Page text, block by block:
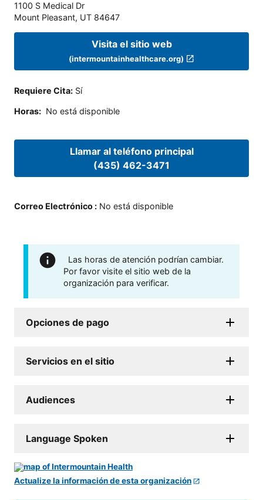
1100 S Medical Dr
Mount Pleasant, UT 84647
Visita el sitio web
(intermountainhealthcare.org)
Requiere Cita: Sí
Horas: No está disponible
Llamar al teléfono principal
(435) 462-3471
Correo Electrónico : No está disponible
Las horas de atención podrían cambiar.
Por favor visite el sitio web de la
organización para verificar.
Opciones de pago
Servicios en el sitio
Audiences
Language Spoken
Actualize la información de esta organización